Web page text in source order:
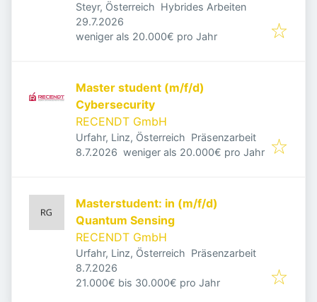
Steyr, Österreich Hybrides Arbeiten
Veröffentlicht
29.7.2026
weniger als 20.000€ pro Jahr
Master student (m/f/d)
Cybersecurity
RECENDT GmbH
Urfahr, Linz, Österreich Präsenzarbeit
Veröffentlicht:
8.7.2026 weniger als 20.000€ pro Jahr
Masterstudent: in (m/f/d)
Quantum Sensing
RECENDT GmbH
Urfahr, Linz, Österreich Präsenzarbeit
Veröffentlicht
8.7.2026
21.000€ bis 30.000€ pro Jahr